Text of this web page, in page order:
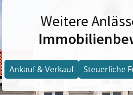
Weitere
Ankauf & Verkauf Steuerliche